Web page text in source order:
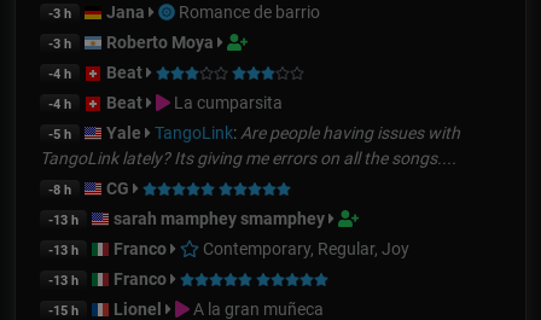
-3 h Jana Romance de barrio
-3 h Roberto Moya
-4 h Beat
-4 h Beat La cumparsita
-5 h Yale TangoLink: Are people having issues with
TangoLink lately? Its giving me errors on all the songs....
-8 h CG
-13 h sarah mamphey smamphey
-13 h Franco Contemporary, Regular, Joy
-13 h Franco
-15 h Lionel A la gran muñeca